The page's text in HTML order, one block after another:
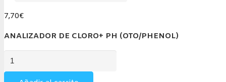
7,70€
ANALIZADOR DE CLORO+ PH (OTO/PHENOL)
ANALIZADOR